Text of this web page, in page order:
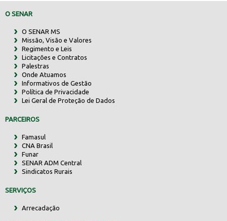
O SENAR
O SENAR MS
Missão, Visão e Valores
Regimento e Leis
Licitações e Contratos
Palestras
Onde Atuamos
Informativos de Gestão
Política de Privacidade
Lei Geral de Proteção de Dados
PARCEIROS
Famasul
CNA Brasil
Funar
SENAR ADM Central
Sindicatos Rurais
SERVIÇOS
Arrecadação